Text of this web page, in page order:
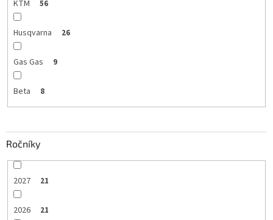
KTM 56
Husqvarna 26
Gas Gas 9
Beta 8
Ročníky
2027 21
2026 21